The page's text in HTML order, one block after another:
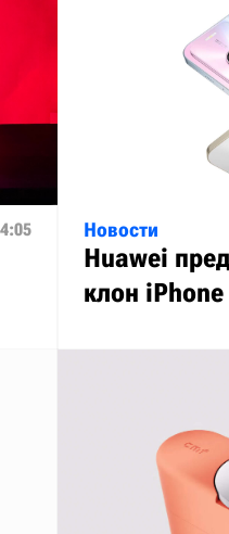
Новости
Huawei
клон